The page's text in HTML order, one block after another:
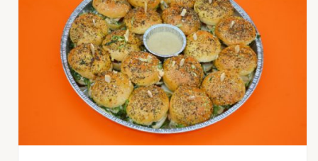
TOEVOEGEN AAN WINKELWAGEN /